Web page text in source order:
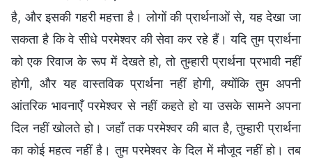
है, और इसकी गहरी महत्ता है। लोगों की प्रार्थनाओं से, यह देखा जा
सकता है कि वे सीधे परमेश्वर की सेवा कर रहे हैं। यदि तुम प्रार्थना
को एक रिवाज के रूप में देखते हो, तो तुम्हारी प्रार्थना प्रभावी नहीं
होगी, और यह वास्तविक प्रार्थना नहीं होगी, क्योंकि तुम अपनी
आंतरिक भावनाएँ परमेश्वर से नहीं कहते हो या उसके सामने अपना
दिल नहीं खोलते हो। जहाँ तक परमेश्वर की बात है, तुम्हारी प्रार्थना
का कोई महत्व नहीं है। तुम परमेश्वर के दिल में मौजूद नहीं हो। तब